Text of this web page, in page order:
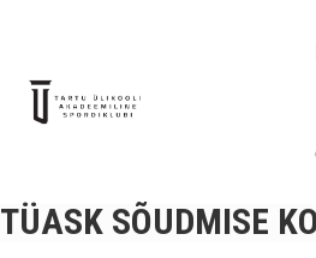
TÜASK SÕUDMISE